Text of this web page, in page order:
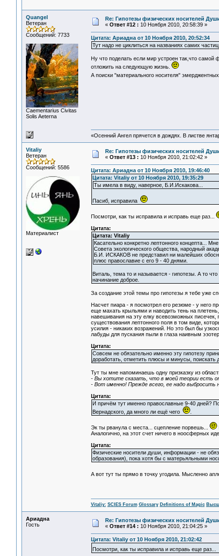
Quangel
Ветеран
Сообщений: 7733
Сaementarius Civitas
Solis Aeterna
Re: Гипотезы физических носителей
« Ответ #12 : 10 Ноября 2010, 20:58:39 »
Цитата: Ариадна от 10 Ноября 2010, 20:52:34
Тут надо не циклиться на названиях самих
Ну что поделать если мир устроен так,что самой
отложить на следующую жизнь.
А поиски "материального носителя"
«Осенний Ангел прячется в дождях. В листве
Vitaliy
Ветеран
Сообщений: 5586
Материалист
Re: Гипотезы физических носителей
« Ответ #13 : 10 Ноября 2010, 21:02:42 »
Цитата: Ариадна от 10 Ноября 2010, 19:46:40
Цитата: Vitaliy от 10 Ноября 2010, 19:35:29
Ты имела в виду, наверное, Б.И.Искакова...
Пасиб, исправила
Посмотри, как ты исправила и исправь еще раз...
Цитата:
Цитата: Vitaliy
Касательно конкретно лептонного концепта...
Совета экологического общества, народный
Б.И. ИСКАКОВ не представил ни малейших
плюс православие с его 9 - 40 днями.
Виталь, тема то и называется - гипотезы. А то
начинание доброе.
За создание этой темы про гипотезы я тебе уже
Насчет пиара - я посмотрел его резюме - у него
еще махать крыльями и наводить тень на
навешивания на эту елку всевозможных писечек,
существования лептонного поля в том виде,
усилия - никаких возражений. Но это был бы
лабуды для пускания пыли в глаза наивным
Цитата:
Совсем не обязательно именно эту гипотезу
доработать, отметить плюсы и минусы, поискать
Тут ты мне напоминаешь одну призказку из
- Вы хотите сказать, что в моей теории есть
- Вот именно! Прежде всего, ее надо выбросить
Цитата:
И причём тут именно православные 9-40 дней?
Вернадского, да много ли ещё чего
.
Эк ты рванула с места... сцепление порвешь...
Аналогично, на этот счет ничего в ноосферных
Цитата:
Физические носители души, информации - не
образования), пока хотя бы с матерьяльными
А вот тут ты прямо в точку угодила. Мысленно
Vitaliy: SCIES Forum Glossary Definitions of Magic
Ариадна
Гость
Re: Гипотезы физических носителей
« Ответ #14 : 10 Ноября 2010, 21:04:25 »
Цитата: Vitaliy от 10 Ноября 2010, 21:02:42
Посмотри, как ты исправила и исправь еще раз...